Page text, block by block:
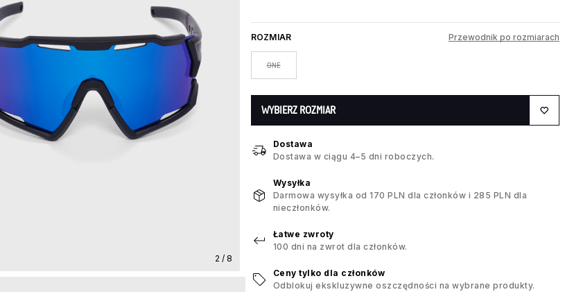
2 / 8
ROZMIAR Przewodnik po rozmiarach
ONE
WYBIERZ ROZMIAR
Dostawa
Dostawa w ciągu 4–5 dni roboczych.
Wysyłka
Darmowa wysyłka od 170 PLN dla członków i 285 PLN dla
nieczłonków.
Łatwe zwroty
100 dni na zwrot dla członków.
Ceny tylko dla członków
Odblokuj ekskluzywne oszczędności na wybrane produkty.